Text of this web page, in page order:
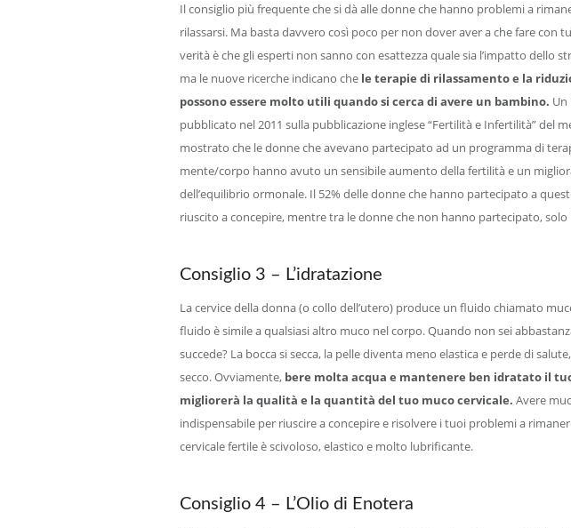
Il consiglio più frequente che si dà alle donne che hanno problemi a
rilassarsi. Ma basta davvero così poco per non dover aver a che fare con
verità è che gli esperti non sanno con esattezza quale sia l’impatto dello
ma le nuove ricerche indicano che le terapie di rilassamento e la
possono essere molto utili quando si cerca di avere un bambino. Un
pubblicato nel 2011 sulla pubblicazione inglese “Fertilità e Infertilità” del
mostrato che le donne che avevano partecipato ad un programma di
mente/corpo hanno avuto un sensibile aumento della fertilità e un
dell’equilibrio ormonale. Il 52% delle donne che hanno partecipato a
riuscito a concepire, mentre tra le donne che non hanno partecipato, solo
Consiglio 3 – L’idratazione
La cervice della donna (o collo dell’utero) produce un fluido chiamato
fluido è simile a qualsiasi altro muco nel corpo. Quando non sei
succede? La bocca si secca, la pelle diventa meno elastica e perde di
secco. Ovviamente, bere molta acqua e mantenere ben idratato il
migliorerà la qualità e la quantità del tuo muco cervicale. Avere
indispensabile per riuscire a concepire e risolvere i tuoi problemi a
cervicale fertile è scivoloso, elastico e molto lubrificante.
Consiglio 4 – L’Olio di Enotera